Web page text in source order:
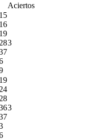
Aciertos
15
16
19
283
19
24
28
3